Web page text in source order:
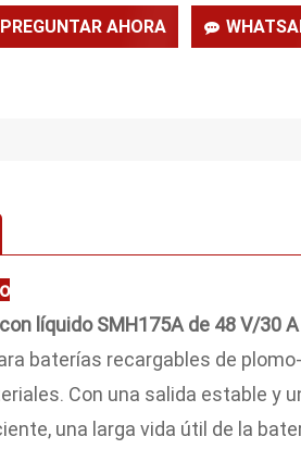
PREGUNTAR AHORA
líquido SMH175A de 48 V/30
baterías recargables de
Con una salida estable y
una larga vida útil de la